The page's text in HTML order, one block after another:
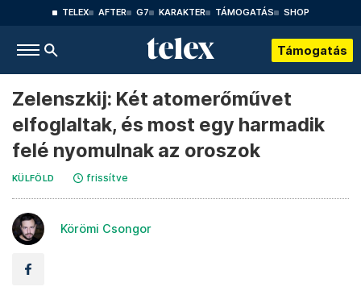
TELEX AFTER G7 KARAKTER TÁMOGATÁS SHOP
Támogatás
Zelenszkij: Két atomerőművet
elfoglaltak, és most egy harmadik
felé nyomulnak az oroszok
KÜLFÖLD frissítve
Körömi Csongor